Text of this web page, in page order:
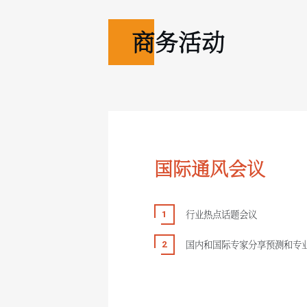
商务活动
国际通风会议
行业热点话题会议
国内和国际专家分享预测和专